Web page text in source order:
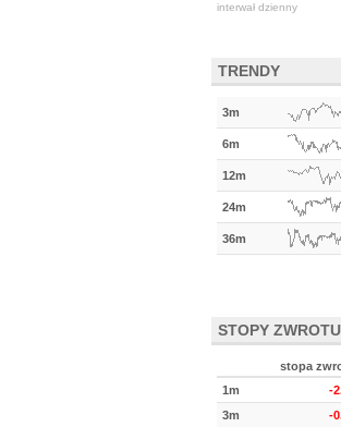
interwał dzienny
TRENDY
3m
6m
12m
24m
36m
STOPY ZWROTU
stopa
1m
-
3m
-